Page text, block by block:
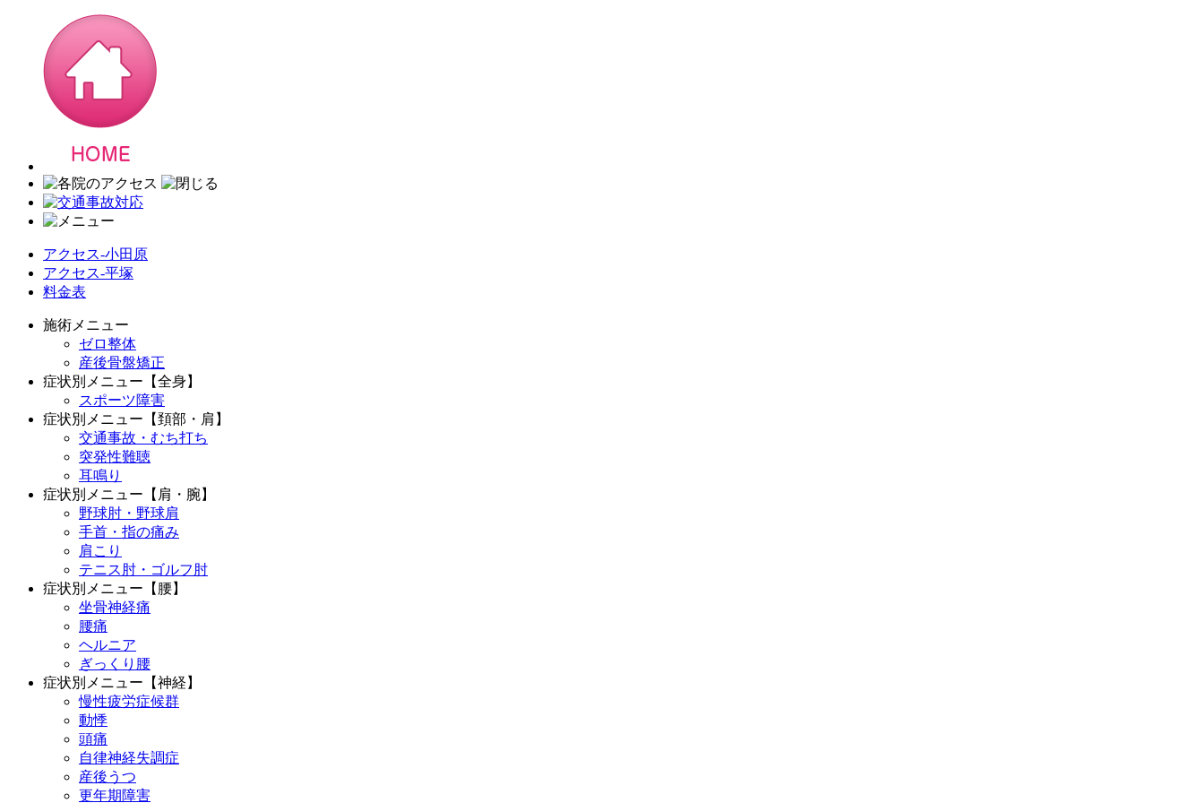
アクセス-小田原
アクセス-平塚
料金表
施術メニュー
ゼロ整体
産後骨盤矯正
症状別メニュー【全身】
スポーツ障害
症状別メニュー【頚部・肩】
交通事故・むち打ち
突発性難聴
耳鳴り
症状別メニュー【肩・腕】
野球肘・野球肩
手首・指の痛み
肩こり
テニス肘・ゴルフ肘
症状別メニュー【腰】
坐骨神経痛
腰痛
ヘルニア
ぎっくり腰
症状別メニュー【神経】
慢性疲労症候群
動悸
頭痛
自律神経失調症
産後うつ
更年期障害